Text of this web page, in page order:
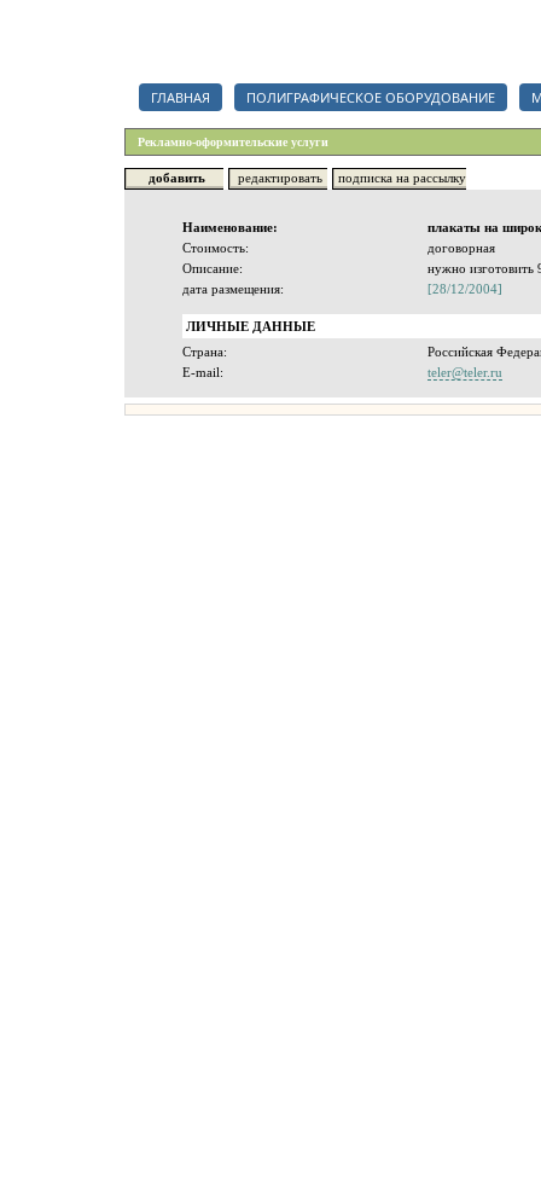
ГЛАВНАЯ ПОЛИГРАФИЧЕСКОЕ ОБОРУДОВАНИЕ
Рекламно-оформительские услуги
добавить редактировать подписка на рассылку
Наименование:
плакаты на
Стоимость:
договорная
Описание:
нужно изготовить
дата размещения:
[28/12/2004]
ЛИЧНЫЕ ДАННЫЕ
Страна:
Российская
E-mail:
teler@teler.ru